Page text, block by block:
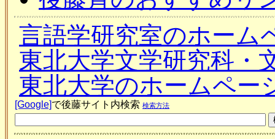
言語学研究室のホーム
東北大学文学研究科・
東北大学のホームペー
[Google]で後藤サイト内検索 検索方法